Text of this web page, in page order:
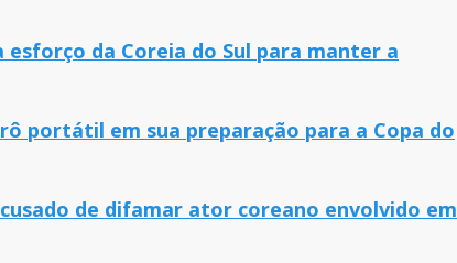
da Coreia do Sul para manter a
portátil em sua preparação para a Copa do
de difamar ator coreano envolvido em